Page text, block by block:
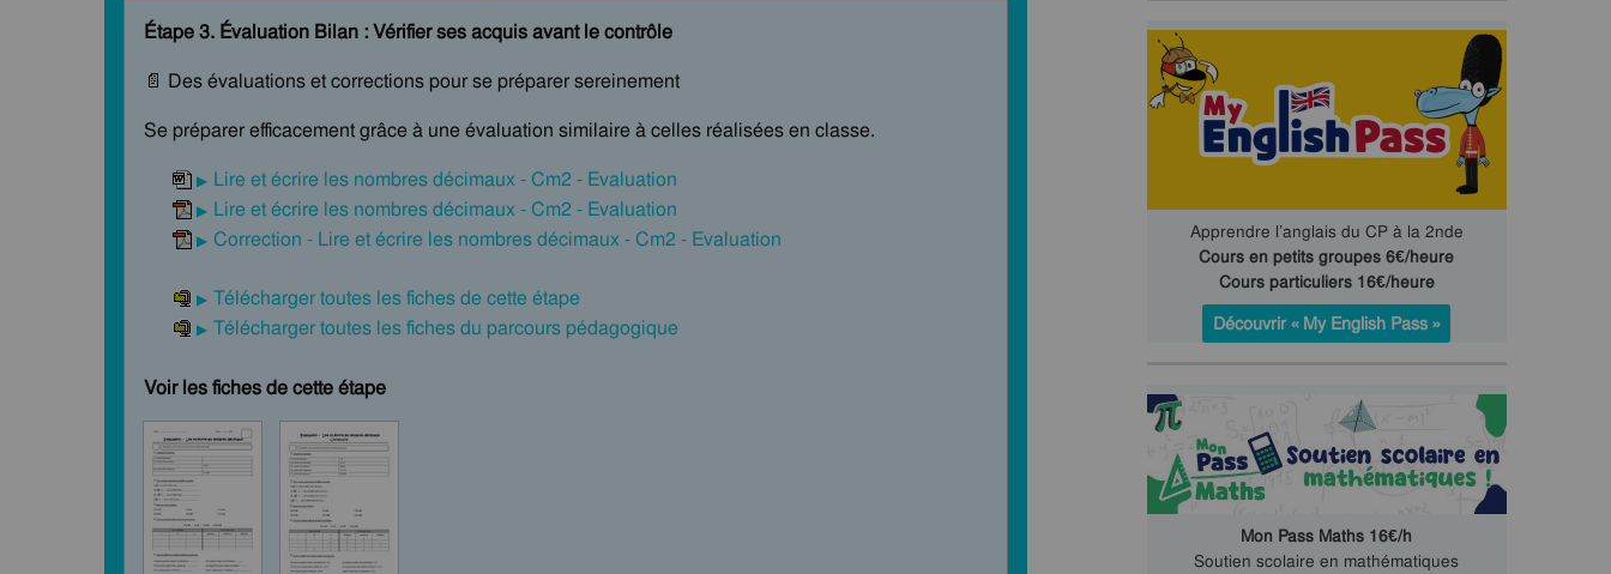
Étape 3. Évaluation Bilan : Vérifier ses acquis avant le contrôle
📄 Des évaluations et corrections pour se préparer sereinement
Se préparer efficacement grâce à une évaluation similaire à celles réalisées en classe.
Lire et écrire les nombres décimaux - Cm2 - Evaluation
Lire et écrire les nombres décimaux - Cm2 - Evaluation
Correction - Lire et écrire les nombres décimaux - Cm2 - Evaluation
Télécharger toutes les fiches de cette étape
Télécharger toutes les fiches du parcours pédagogique
Voir les fiches de cette étape
Apprendre l’anglais du CP à la 2nde
Cours en petits groupes 6€/heure
Cours particuliers 16€/heure
Découvrir « My English Pass »
Mon Pass Maths 16€/h
Soutien scolaire en mathématiques